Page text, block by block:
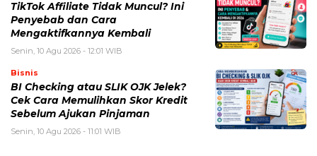
TikTok Affiliate Tidak Muncul? Ini
Penyebab dan Cara
Mengaktifkannya Kembali
Senin, 10 Agu 2026 - 12:01 WIB
Bisnis
BI Checking atau SLIK OJK Jelek?
Cek Cara Memulihkan Skor Kredit
Sebelum Ajukan Pinjaman
Senin, 10 Agu 2026 - 11:01 WIB